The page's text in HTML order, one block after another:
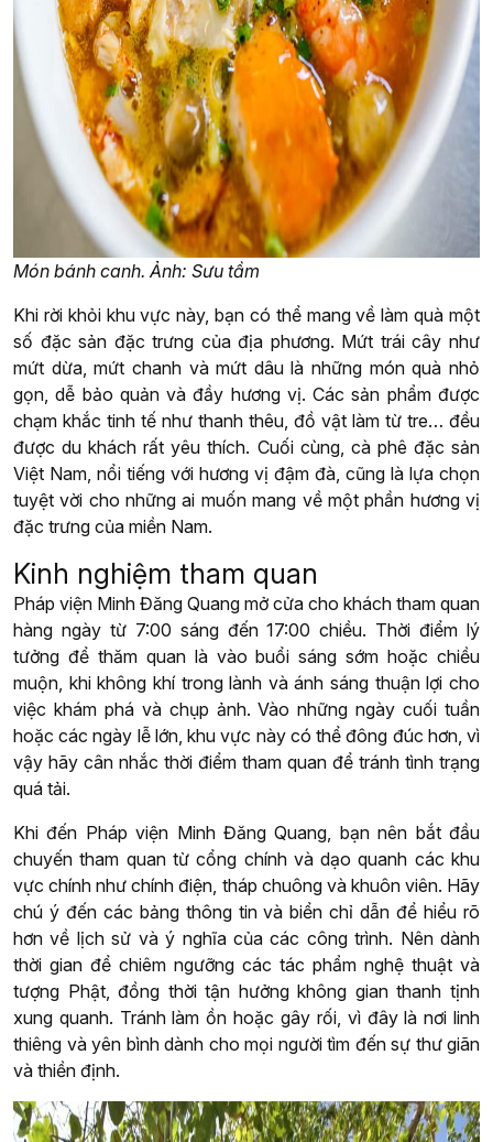
Món bánh canh. Ảnh: Sưu tầm
Khi rời khỏi khu vực này, bạn có thể mang về làm quà một
số đặc sản đặc trưng của địa phương. Mứt trái cây như
mứt dừa, mứt chanh và mứt dâu là những món quà nhỏ
gọn, dễ bảo quản và đầy hương vị. Các sản phẩm được
chạm khắc tinh tế như thanh thêu, đồ vật làm từ tre… đều
được du khách rất yêu thích. Cuối cùng, cà phê đặc sản
Việt Nam, nổi tiếng với hương vị đậm đà, cũng là lựa chọn
tuyệt vời cho những ai muốn mang về một phần hương vị
đặc trưng của miền Nam.
Kinh nghiệm tham quan
Pháp viện Minh Đăng Quang mở cửa cho khách tham quan
hàng ngày từ 7:00 sáng đến 17:00 chiều. Thời điểm lý
tưởng để thăm quan là vào buổi sáng sớm hoặc chiều
muộn, khi không khí trong lành và ánh sáng thuận lợi cho
việc khám phá và chụp ảnh. Vào những ngày cuối tuần
hoặc các ngày lễ lớn, khu vực này có thể đông đúc hơn, vì
vậy hãy cân nhắc thời điểm tham quan để tránh tình trạng
quá tải.
Khi đến Pháp viện Minh Đăng Quang, bạn nên bắt đầu
chuyến tham quan từ cổng chính và dạo quanh các khu
vực chính như chính điện, tháp chuông và khuôn viên. Hãy
chú ý đến các bảng thông tin và biển chỉ dẫn để hiểu rõ
hơn về lịch sử và ý nghĩa của các công trình. Nên dành
thời gian để chiêm ngưỡng các tác phẩm nghệ thuật và
tượng Phật, đồng thời tận hưởng không gian thanh tịnh
xung quanh. Tránh làm ồn hoặc gây rối, vì đây là nơi linh
thiêng và yên bình dành cho mọi người tìm đến sự thư giãn
và thiền định.